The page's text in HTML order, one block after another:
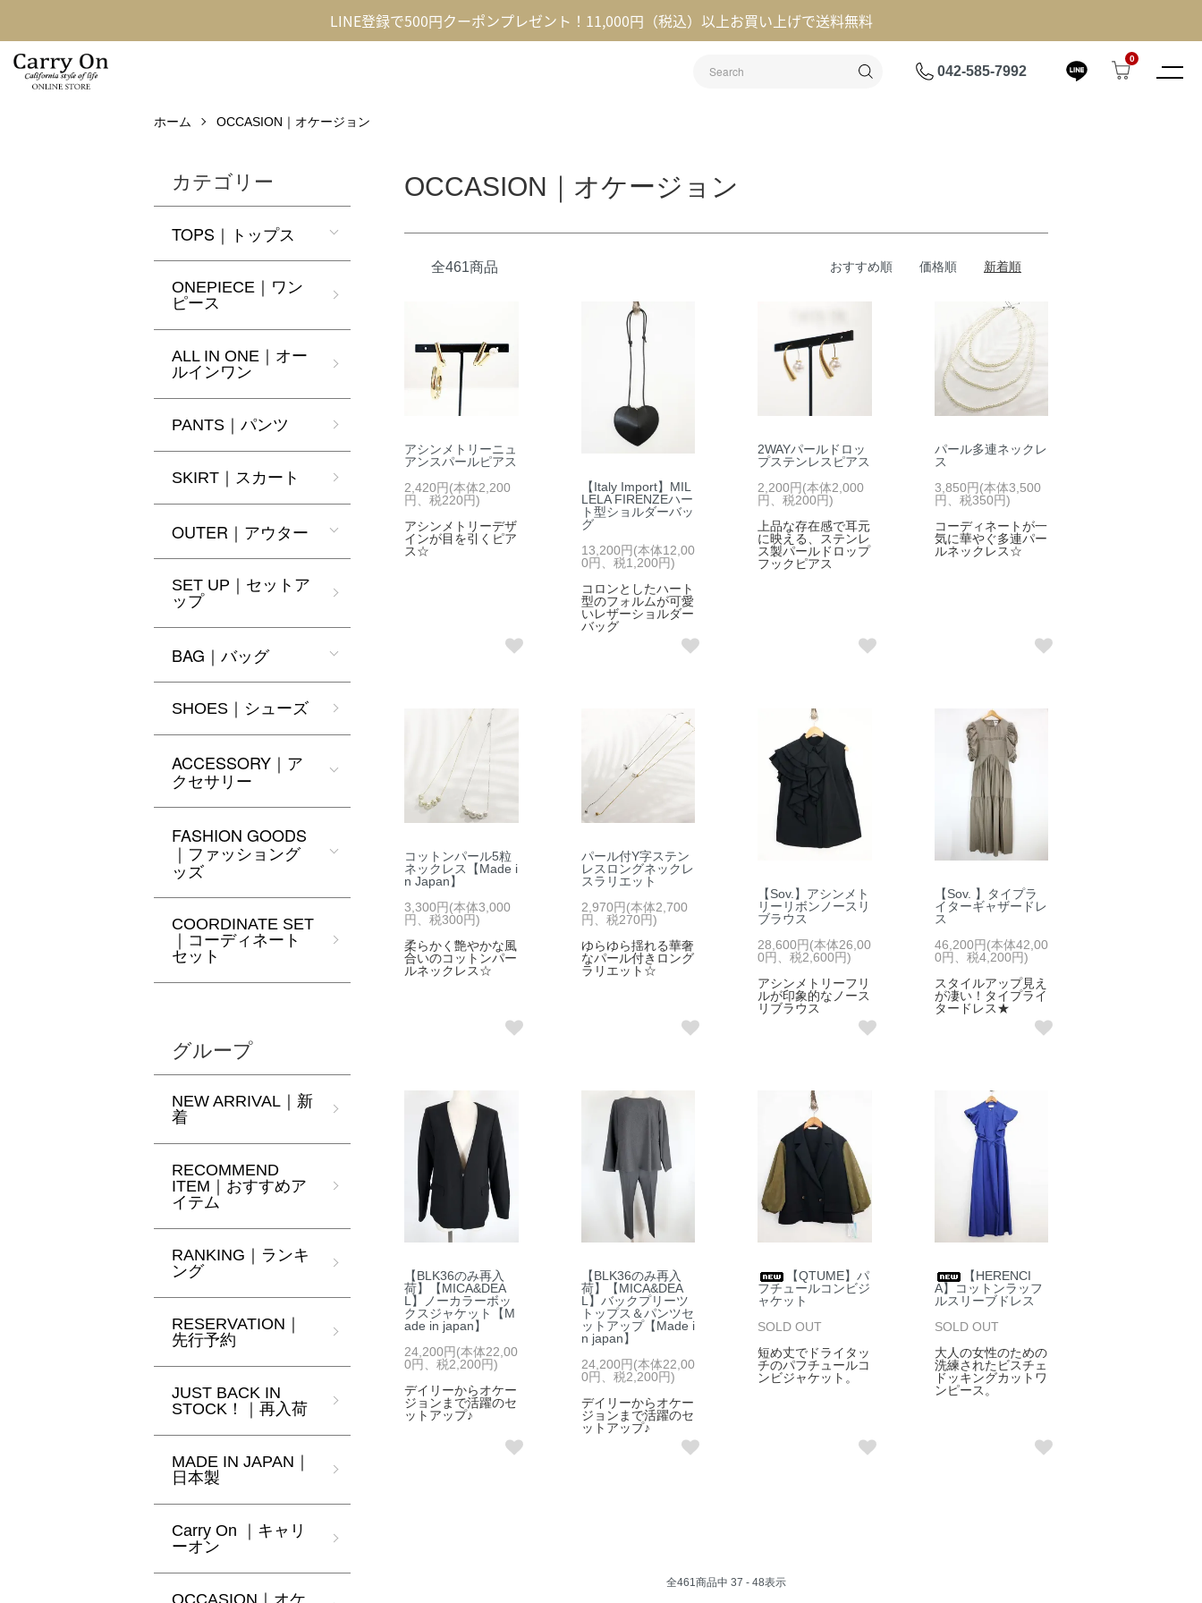
LINE登録で500円クーポンプレゼント！11,000円（税込）以上お買い上げで送料無料
042-585-7992
0
ホーム OCCASION｜オケージョン
OCCASION｜オケージョン
全461商品 おすすめ順 価格順 新着順
アシンメトリーニュ
アンスパールピアス
2,420円(本体2,200
円、税220円)
アシンメトリーデザ
インが目を引くピア
ス☆
【Italy Import】MIL
LELA FIRENZEハー
ト型ショルダーバッ
グ
13,200円(本体12,00
0円、税1,200円)
コロンとしたハート
型のフォルムが可愛
いレザーショルダー
バッグ
2WAYパールドロッ
プステンレスピアス
2,200円(本体2,000
円、税200円)
上品な存在感で耳元
に映える、ステンレ
ス製パールドロップ
フックピアス
パール多連ネックレ
ス
3,850円(本体3,500
円、税350円)
コーディネートが一
気に華やぐ多連パー
ルネックレス☆
コットンパール5粒
ネックレス【Made i
n Japan】
3,300円(本体3,000
円、税300円)
柔らかく艶やかな風
合いのコットンパー
ルネックレス☆
パール付Y字ステン
レスロングネックレ
スラリエット
2,970円(本体2,700
円、税270円)
ゆらゆら揺れる華奢
なパール付きロング
ラリエット☆
【Sov.】アシンメト
リーリボンノースリ
ブラウス
28,600円(本体26,00
0円、税2,600円)
アシンメトリーフリ
ルが印象的なノース
リブラウス
【Sov. 】タイプラ
イターギャザードレ
ス
46,200円(本体42,00
0円、税4,200円)
スタイルアップ見え
が凄い！タイプライ
タードレス★
【BLK36のみ再入
荷】【MICA&DEA
L】ノーカラーボッ
クスジャケット【M
ade in japan】
24,200円(本体22,00
0円、税2,200円)
デイリーからオケー
ジョンまで活躍のセ
ットアップ♪
【BLK36のみ再入
荷】【MICA&DEA
L】バックプリーツ
トップス＆パンツセ
ットアップ【Made i
n japan】
24,200円(本体22,00
0円、税2,200円)
デイリーからオケー
ジョンまで活躍のセ
ットアップ♪
【QTUME】パ
フチュールコンビジ
ャケット
SOLD OUT
短め丈でドライタッ
チのパフチュールコ
ンビジャケット。
【HERENCI
A】コットンラッフ
ルスリーブドレス
SOLD OUT
大人の女性のための
洗練されたビスチェ
ドッキングカットワ
ンピース。
全461商品中 37 - 48表示
カテゴリー
TOPS｜トップス
ONEPIECE｜ワン
ピース
ALL IN ONE｜オー
ルインワン
PANTS｜パンツ
SKIRT｜スカート
OUTER｜アウター
SET UP｜セットア
ップ
BAG｜バッグ
SHOES｜シューズ
ACCESSORY｜ア
クセサリー
FASHION GOODS
｜ファッショング
ッズ
COORDINATE SET
｜コーディネート
セット
グループ
NEW ARRIVAL｜新
着
RECOMMEND
ITEM｜おすすめア
イテム
RANKING｜ランキ
ング
RESERVATION｜
先行予約
JUST BACK IN
STOCK！｜再入荷
MADE IN JAPAN｜
日本製
Carry On ｜キャリ
ーオン
OCCASION｜オケ